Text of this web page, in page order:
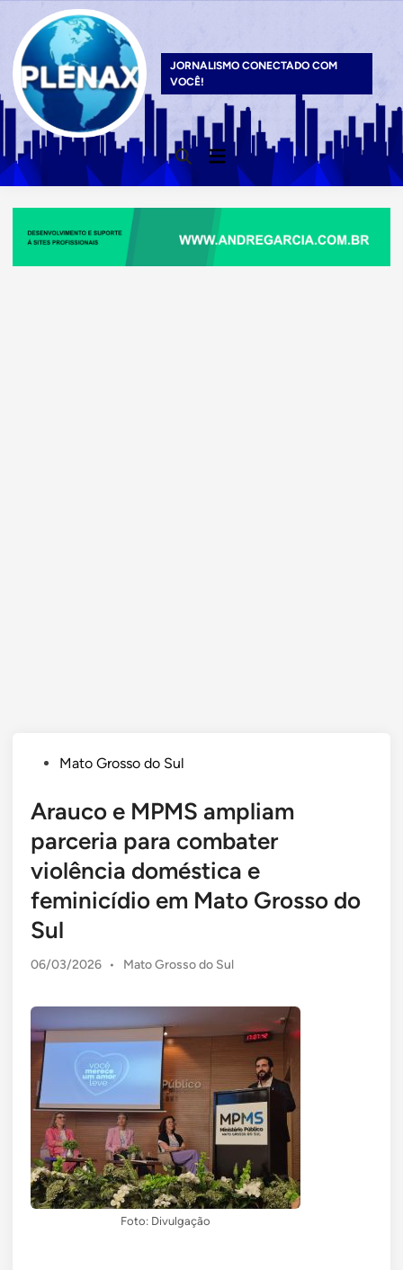
content
JORNALISMO CONECTADO COM
VOCÊ!
Open
Search
Main
Menu
PostedMato Grosso do Sul
Arauco e MPMS ampliam
parceria para combater
violência doméstica e
feminicídio em Mato Grosso do
Sul
06/03/2026 •
Posted
Mato Grosso do Sul
Foto: Divulgação